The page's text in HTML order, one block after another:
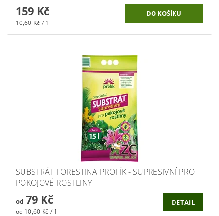
159 Kč
10,60 Kč / 1 l
SUBSTRÁT FORESTINA PROFÍK - SUPRESIVNÍ PRO
POKOJOVÉ ROSTLINY
od79 Kč
od 10,60 Kč / 1 l
DETAIL